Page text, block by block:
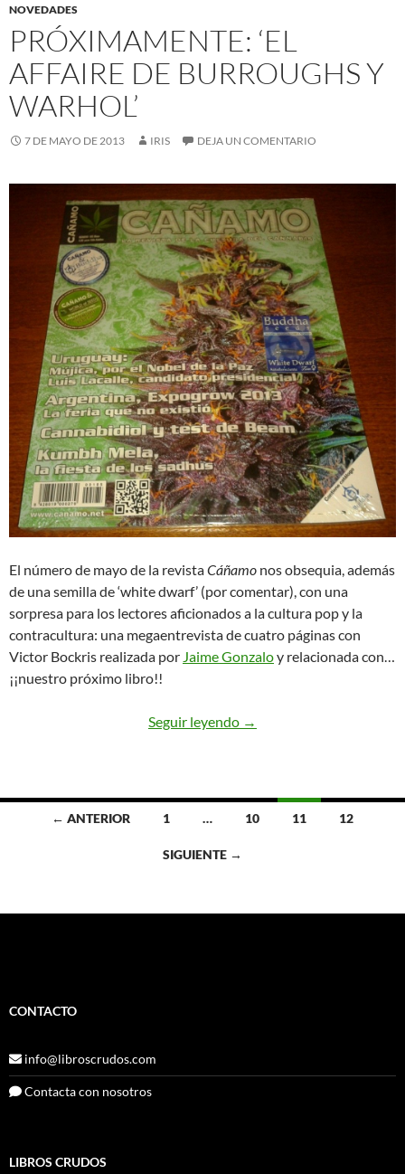
NOVEDADES
PRÓXIMAMENTE: ‘EL
AFFAIRE DE BURROUGHS Y
WARHOL’
7 DE MAYO DE 2013 IRIS DEJA UN COMENTARIO
El número de mayo de la revistaCáñamo nos obsequia, además
de una semilla de ‘white dwarf’ (por comentar), con una
sorpresa para los lectores aficionados a la cultura pop y la
contracultura: una megaentrevista de cuatro páginas con
Victor Bockris realizada por Jaime Gonzaloy relacionada con…
¡¡nuestro próximo libro!!
Seguir leyendo Próximamente: ‘El affaire
→
entradas
← ANTERIOR 1 … 10 11 12
SIGUIENTE →
CONTACTO
info@libroscrudos.com
Contacta con nosotros
LIBROS CRUDOS